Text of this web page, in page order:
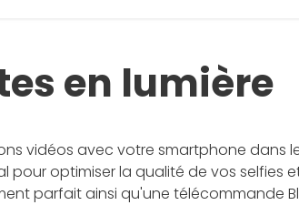
en lumière
vidéos avec votre smartphone dans
optimiser la qualité de vos selfies
parfait ainsi qu'une télécommande